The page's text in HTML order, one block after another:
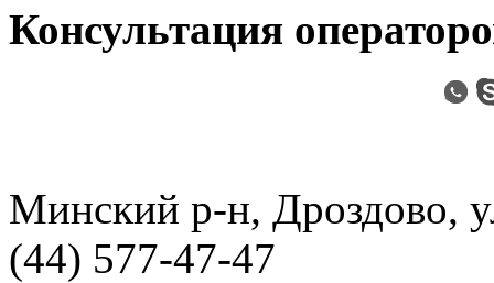
Консультация
Минский р-н, Дроздово,
(44) 577-47-47